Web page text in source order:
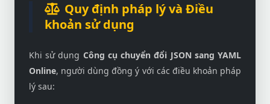
Quy định pháp lý và Điều
khoản sử dụng
Khi sử dụng Công cụ chuyển đổi JSON sang YAML
Online, người dùng đồng ý với các điều khoản pháp
lý sau: